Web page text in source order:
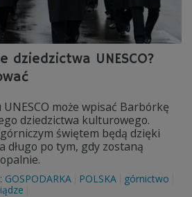
dziedzictwa UNESCO?
może wpisać Barbórkę
dziedzictwa kulturowego.
świętem będą dzięki
długo po tym, gdy zostaną
GOSPODARKA POLSKA
górnictwo